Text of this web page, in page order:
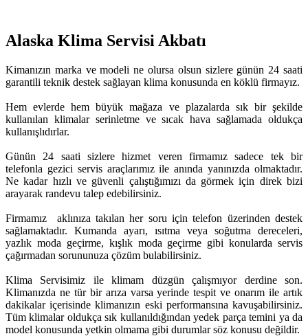
Alaska Klima Servisi Akbatı
Kimanızın marka ve modeli ne olursa olsun sizlere günün 24 saati
garantili teknik destek sağlayan klima konusunda en köklü firmayız.
Hem evlerde hem büyük mağaza ve plazalarda sık bir şekilde
kullanılan klimalar serinletme ve sıcak hava sağlamada oldukça
kullanışlıdırlar.
Günün 24 saati sizlere hizmet veren firmamız sadece tek bir
telefonla gezici servis araçlarımız ile anında yanınızda olmaktadır.
Ne kadar hızlı ve güvenli çalıştığımızı da görmek için direk bizi
arayarak randevu talep edebilirsiniz.
Firmamız aklınıza takılan her soru için telefon üzerinden destek
sağlamaktadır. Kumanda ayarı, ısıtma veya soğutma dereceleri,
yazlık moda geçirme, kışlık moda geçirme gibi konularda servis
çağırmadan sorununuza çözüm bulabilirsiniz.
Klima Servisimiz ile klimam düzgün çalışmıyor derdine son.
Klimanızda ne tür bir arıza varsa yerinde tespit ve onarım ile artık
dakikalar içerisinde klimanızın eski performansına kavuşabilirsiniz.
Tüm klimalar oldukça sık kullanıldığından yedek parça temini ya da
model konusunda yetkin olmama gibi durumlar söz konusu değildir.